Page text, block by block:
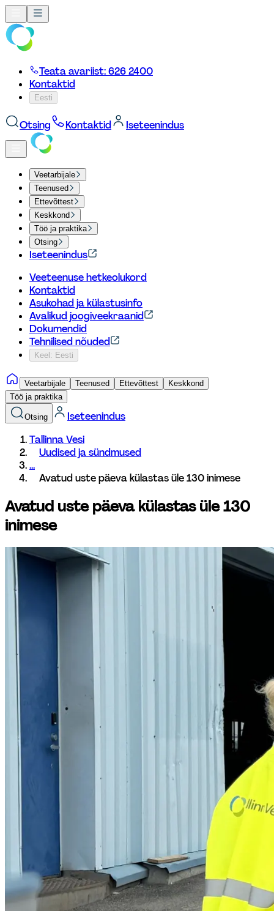
Teata avariist: 626 2400
Kontaktid
Eesti
Otsing Kontaktid Iseteenindus
Veetarbijale
Teenused
Ettevõttest
Keskkond
Töö ja praktika
Otsing
Iseteenindus
Veeteenuse hetkeolukord
Kontaktid
Asukohad ja külastusinfo
Avalikud joogiveekraanid
Dokumendid
Tehnilised nõuded
Keel: Eesti
Veetarbijale Teenused Ettevõttest
Keskkond
Töö ja praktika
Otsing
Iseteenindus
Tallinna Vesi
Uudised ja sündmused
...
Avatud uste päeva külastas üle 130 inimese
Avatud uste päeva külastas üle 130
inimese